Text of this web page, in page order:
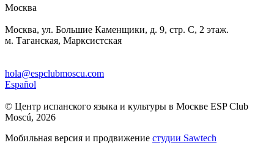
Москва
Москва, ул. Большие Каменщики, д. 9, стр. С, 2 этаж.
м. Таганская, Марксистская
hola@espclubmoscu.com
Español
© Центр испанского языка и культуры в Москве ESP Club
Moscú, 2026
Мобильная версия и продвижение студии Sawtech